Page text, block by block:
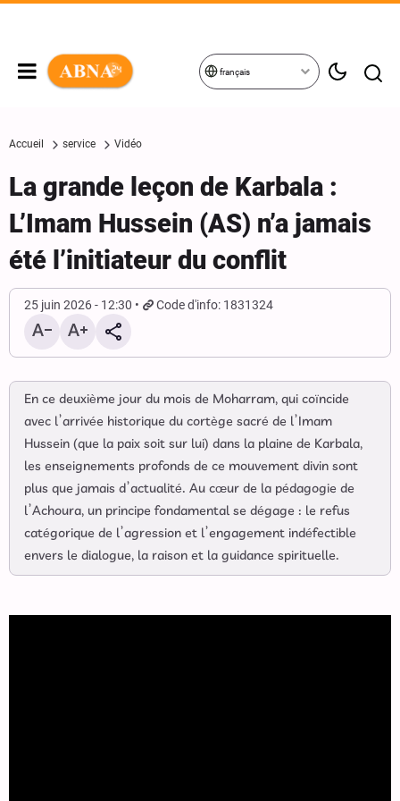
français
Accueil service Vidéo
La grande leçon de Karbala :
L’Imam Hussein (AS) n’a jamais
été l’initiateur du conflit
25 juin 2026 - 12:30 Code d'info: 1831324
En ce deuxième jour du mois de Moharram, qui coïncide
avec l’arrivée historique du cortège sacré de l’Imam
Hussein (que la paix soit sur lui) dans la plaine de Karbala,
les enseignements profonds de ce mouvement divin sont
plus que jamais d’actualité. Au cœur de la pédagogie de
l’Achoura, un principe fondamental se dégage : le refus
catégorique de l’agression et l’engagement indéfectible
envers le dialogue, la raison et la guidance spirituelle.